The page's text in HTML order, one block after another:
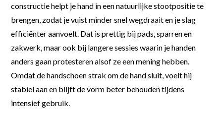
constructie helpt je hand in een natuurlijke stootpositie te
brengen, zodat je vuist minder snel wegdraait en je slag
efficiënter aanvoelt. Dat is prettig bij pads, sparren en
zakwerk, maar ook bij langere sessies waarin je handen
anders gaan protesteren alsof ze een mening hebben.
Omdat de handschoen strak om de hand sluit, voelt hij
stabiel aan en blijft de vorm beter behouden tijdens
intensief gebruik.